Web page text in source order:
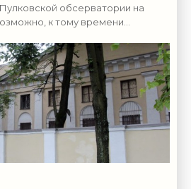
обсерватории на
к тому времени